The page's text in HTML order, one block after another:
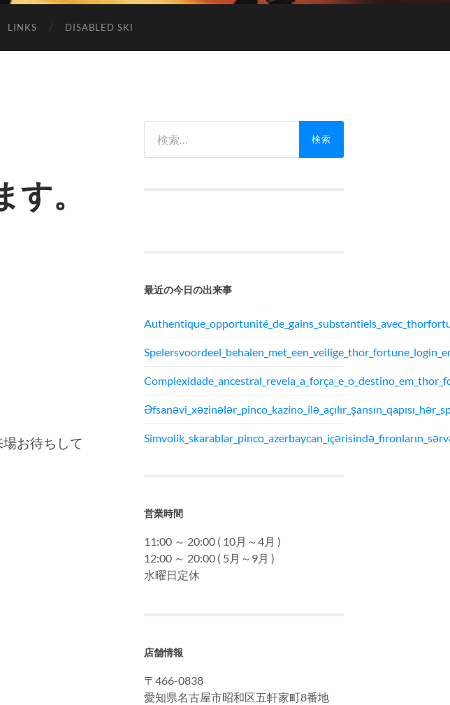
LINKS DISABLED SKI
。
お待ちして
最近の今日の出来事
営業時間
11:00 ～ 20:00 ( 10月～4月 )
12:00 ～ 20:00 ( 5月～9月 )
水曜日定休
店舗情報
〒466-0838
愛知県名古屋市昭和区五軒家町8番地